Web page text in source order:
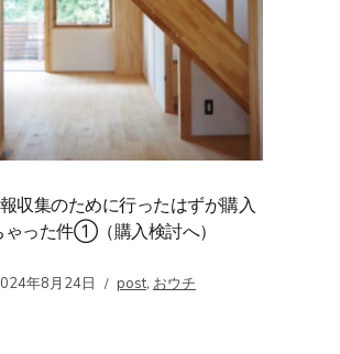
収集のために行ったはずが購入
ゃった件①（購入検討へ）
年8月24日 post, おウチ